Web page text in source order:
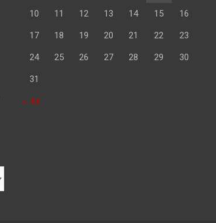
10 11 12 13 14 15 16
17 18 19 20 21 22 23
24 25 26 27 28 29 30
31
« Jul